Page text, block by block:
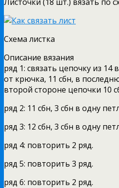
Схема листка
Описание вязания
ряд 1: связать цепочку из
от крючка, 11 сбн, в
второй стороне цепочки 10
ряд 2: 11 сбн, 3 сбн в одну
ряд 3: 12 сбн, 3 сбн в одну
ряд 4: повторить 2 ряд.
ряд 5: повторить 3 ряд.
ряд 6: повторить 2 ряд.